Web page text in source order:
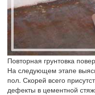
Повторная грунтовка
На следующем этапе
пол. Скорей всего
дефекты в цементной